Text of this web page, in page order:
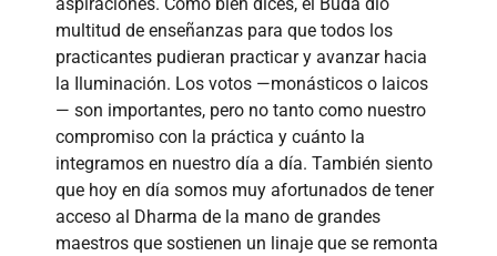
aspiraciones. Como bien dices, el Buda dio
multitud de enseñanzas para que todos los
practicantes pudieran practicar y avanzar hacia
la Iluminación. Los votos —monásticos o laicos
— son importantes, pero no tanto como nuestro
compromiso con la práctica y cuánto la
integramos en nuestro día a día. También siento
que hoy en día somos muy afortunados de tener
acceso al Dharma de la mano de grandes
maestros que sostienen un linaje que se remonta